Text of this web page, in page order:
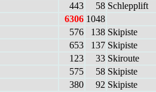
443 58 Schlepp­lift
6306 1048
576 138 Ski­pis­te
653 137 Ski­pis­te
123 33 Ski­rou­te
575 58 Ski­pis­te
380 92 Ski­pis­te